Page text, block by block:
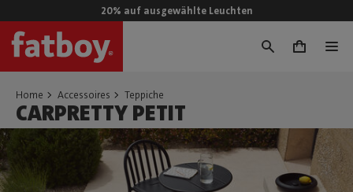
20% auf ausgewählte Leuchten
0
Home Accessoires Teppiche
CARPRETTY PETIT